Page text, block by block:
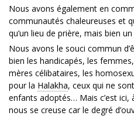
Nous avons également en
communautés chaleureuses et
qu’un lieu de prière, mais bien
Nous avons le souci commun
bien les handicapés, les
mères célibataires, les
pour la Halakha, ceux qui ne
enfants adoptés… Mais c’est
nous se creuse car le degré